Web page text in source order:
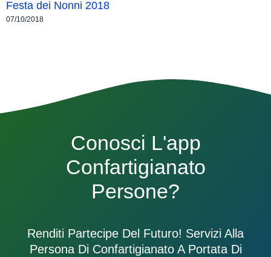
Festa dei Nonni 2018
07/10/2018
Conosci L'app
Confartigianato
Persone?
Renditi Partecipe Del Futuro! Servizi Alla
Persona Di Confartigianato A Portata Di